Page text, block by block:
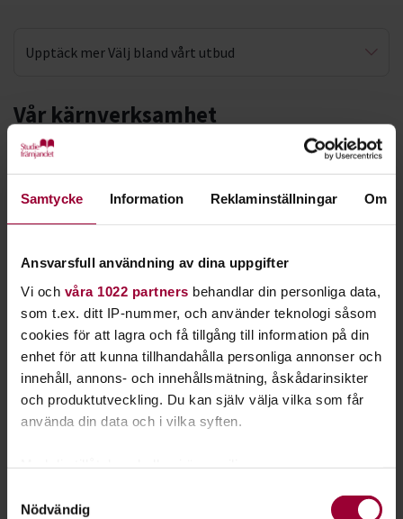
Samtycke Information Reklaminställningar Om
Ansvarsfull användning av dina uppgifter
Vi och våra 1022 partners behandlar din personliga data,
som t.ex. ditt IP-nummer, och använder teknologi såsom
cookies för att lagra och få tillgång till information på din
enhet för att kunna tillhandahålla personliga annonser och
innehåll, annons- och innehållsmätning, åskådarinsikter
och produktutveckling. Du kan själv välja vilka som får
använda din data och i vilka syften.
som kan ha en noggrannhet på upp till flera meter
Nödvändig
Upptäck mer Välj bland vårt utbud
Hundens vecka
Stärkt roll i klimatomställning
Sweden Rock Kollo
Community Organising
#ViBryterStigmat
Grön Scen på Bokmässan
Vår kärnverksamhet
Vi brinner för folkbildning och skapar mötesplatser genom:
Studiecirklar och kurser
Vi kan även stötta med pedagogisk kompetens, lokaler och
breda kontaktnät.
Vanliga sätt att samarbeta
Långsiktigt stöd för föreningar. Bli medlems- eller
samarbetsorganisation och utveckla era
medlemmars verksamhet tillsammans med oss.
arbetsmarknadsutbildningar eller att lära